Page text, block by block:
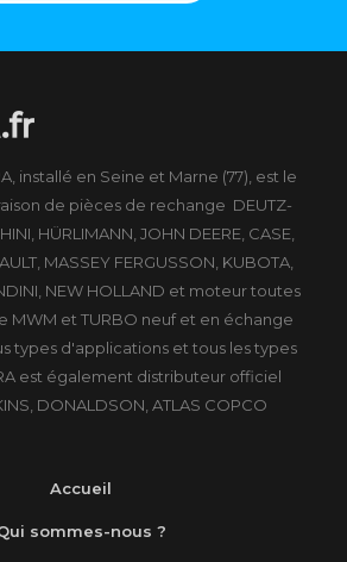
installé en Seine et Marne (77), est le
de pièces de rechange DEUTZ-
HÜRLIMANN, JOHN DEERE, CASE,
MASSEY FERGUSSON, KUBOTA,
NEW HOLLAND et moteur toutes
MWM et TURBO neuf et en échange
types d'applications et tous les types
est également distributeur officiel
DONALDSON, ATLAS COPCO
Accueil
sommes-nous ?